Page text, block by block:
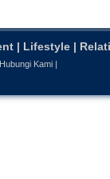
| Lifestyle |
Hubungi Kami